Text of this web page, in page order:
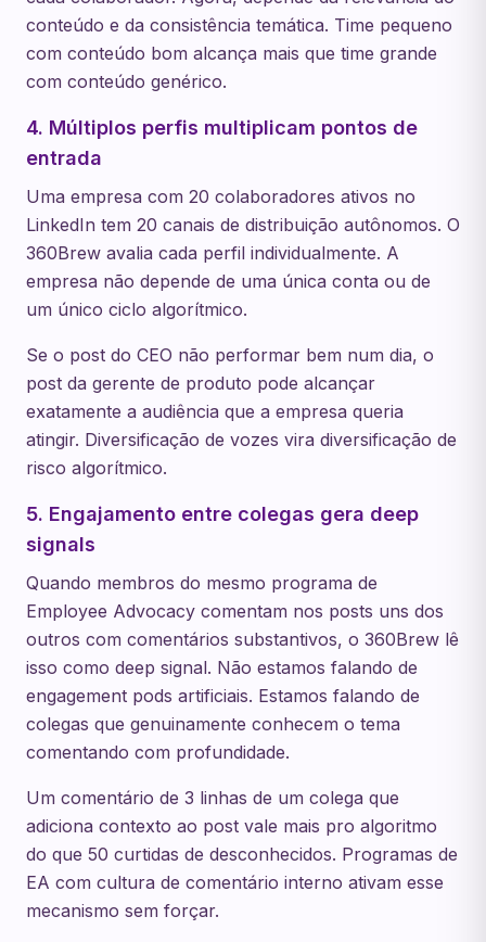
conteúdo e da consistência temática. Time pequeno
com conteúdo bom alcança mais que time grande
com conteúdo genérico.
4. Múltiplos perfis multiplicam pontos de
entrada
Uma empresa com 20 colaboradores ativos no
LinkedIn tem 20 canais de distribuição autônomos. O
360Brew avalia cada perfil individualmente. A
empresa não depende de uma única conta ou de
um único ciclo algorítmico.
Se o post do CEO não performar bem num dia, o
post da gerente de produto pode alcançar
exatamente a audiência que a empresa queria
atingir. Diversificação de vozes vira diversificação de
risco algorítmico.
5. Engajamento entre colegas gera deep
signals
Quando membros do mesmo programa de
Employee Advocacy comentam nos posts uns dos
outros com comentários substantivos, o 360Brew lê
isso como deep signal. Não estamos falando de
engagement pods artificiais. Estamos falando de
colegas que genuinamente conhecem o tema
comentando com profundidade.
Um comentário de 3 linhas de um colega que
adiciona contexto ao post vale mais pro algoritmo
do que 50 curtidas de desconhecidos. Programas de
EA com cultura de comentário interno ativam esse
mecanismo sem forçar.